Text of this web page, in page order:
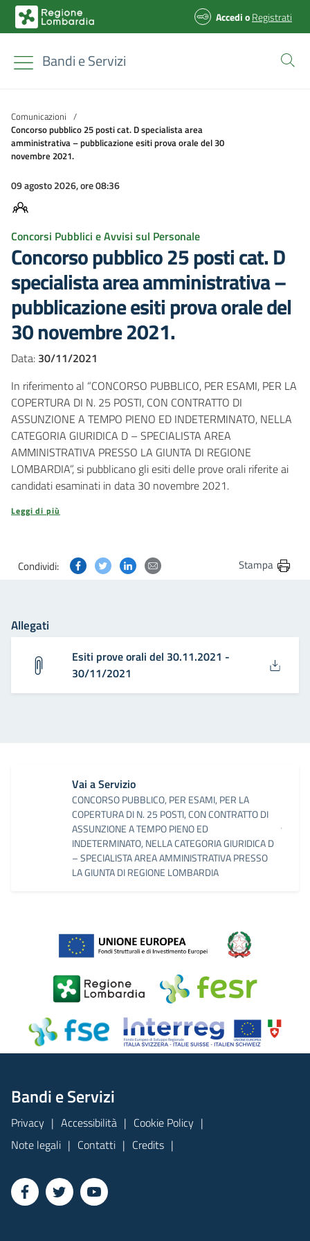
AccedioRegistrati
Bandi e Servizi
Comunicazioni /
Concorso pubblico 25 posti cat. D specialista area
amministrativa – pubblicazione esiti prova orale del 30
novembre 2021.
09 agosto 2026, ore 08:36
Concorsi Pubblici e Avvisi sul Personale
Concorso pubblico 25 posti cat. D
specialista area amministrativa –
pubblicazione esiti prova orale del
30 novembre 2021.
Data: 30/11/2021
In riferimento al “CONCORSO PUBBLICO, PER ESAMI, PER LA
COPERTURA DI N. 25 POSTI, CON CONTRATTO DI
ASSUNZIONE A TEMPO PIENO ED INDETERMINATO, NELLA
CATEGORIA GIURIDICA D – SPECIALISTA AREA
AMMINISTRATIVA PRESSO LA GIUNTA DI REGIONE
LOMBARDIA”, si pubblicano gli esiti delle prove orali riferite ai
candidati esaminati in data 30 novembre 2021.
Leggi di più
Condividi: Condividi questa pagina su Facebook
Condividi questa pagina su Twitter
Condividi questa pagina su Linkedin
Condividi questa pagina via
Stampa
Allegati
Esiti prove orali del 30.11.2021 -
30/11/2021
Vai a Servizio
CONCORSO PUBBLICO, PER ESAMI, PER LA
COPERTURA DI N. 25 POSTI, CON CONTRATTO DI
ASSUNZIONE A TEMPO PIENO ED
INDETERMINATO, NELLA CATEGORIA GIURIDICA D
– SPECIALISTA AREA AMMINISTRATIVA PRESSO
LA GIUNTA DI REGIONE LOMBARDIA
Bandi e Servizi
Privacy Accessibilità
Cookie Policy
Note legali
Contatti Credits